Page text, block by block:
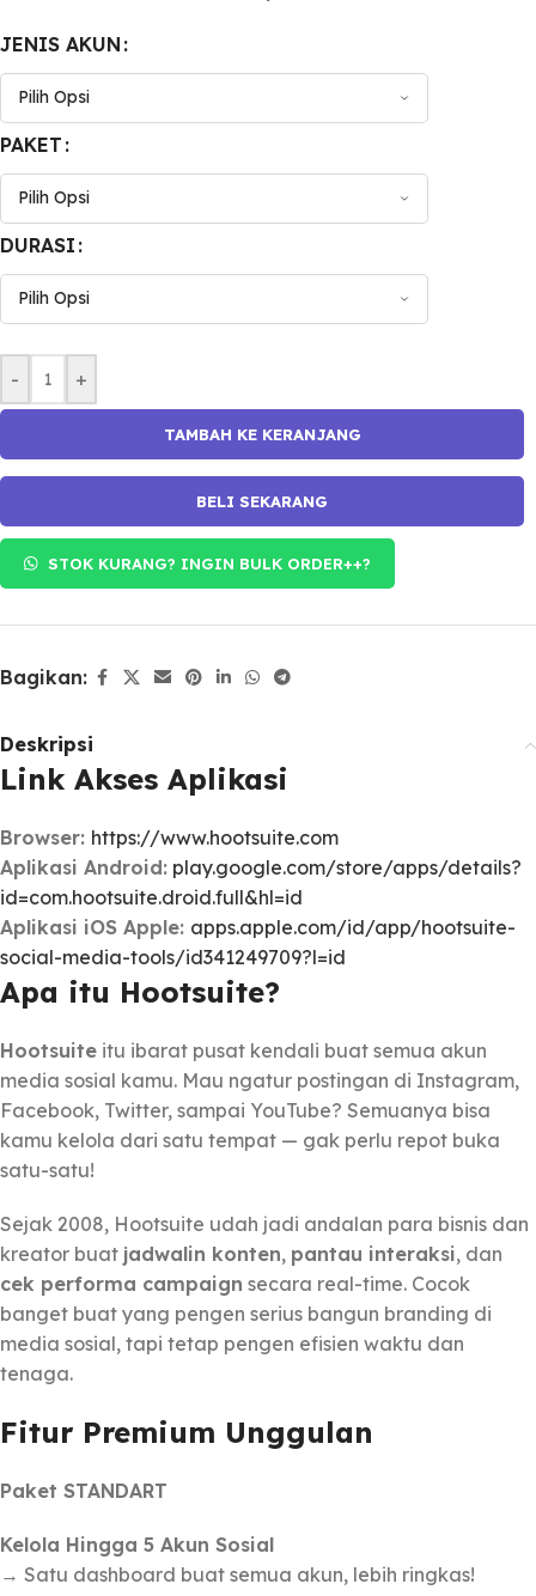
JENIS AKUN
PAKET
DURASI
- +
TAMBAH KE KERANJANG
BELI SEKARANG
STOK KURANG? INGIN BULK ORDER++?
Bagikan:
Deskripsi
Link Akses Aplikasi
Browser: https://www.hootsuite.com
Aplikasi Android: play.google.com/store/apps/details?
id=com.hootsuite.droid.full&hl=id
Aplikasi iOS Apple: apps.apple.com/id/app/hootsuite-
social-media-tools/id341249709?l=id
Apa itu ​Hootsuite?
Hootsuite itu ibarat pusat kendali buat semua akun
media sosial kamu. Mau ngatur postingan di Instagram,
Facebook, Twitter, sampai YouTube? Semuanya bisa
kamu kelola dari satu tempat — gak perlu repot buka
satu-satu!
Sejak 2008, Hootsuite udah jadi andalan para bisnis dan
kreator buat jadwalin konten, pantau interaksi, dan
cek performa campaign secara real-time. Cocok
banget buat yang pengen serius bangun branding di
media sosial, tapi tetap pengen efisien waktu dan
tenaga.
Fitur Premium Unggulan
Paket STANDART
Kelola Hingga 5 Akun Sosial
→ Satu dashboard buat semua akun, lebih ringkas!